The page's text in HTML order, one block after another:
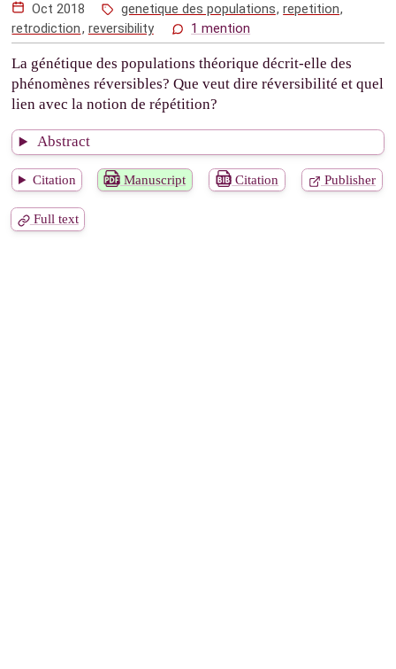
Oct 2018
genetique des populations,repetition,
retrodiction, reversibility 1 mention
La génétique des populations théorique décrit-elle des
phénomènes réversibles? Que veut dire réversibilité et quel
lien avec la notion de répétition?
Abstract
Citation Manuscript Citation Publisher
Full text